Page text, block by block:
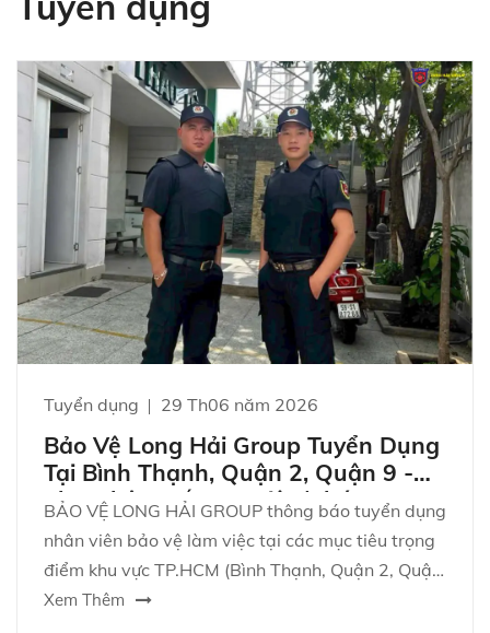
Tuyển dụng 29 Th06 năm 2026
Bảo Vệ Long Hải Group Tuyển Dụng
Tại Bình Thạnh, Quận 2, Quận 9 -
Thu Nhập Đến 11 Triệu/Tháng
BẢO VỆ LONG HẢI GROUP thông báo tuyển dụng
nhân viên bảo vệ làm việc tại các mục tiêu trọng
điểm khu vực TP.HCM (Bình Thạnh, Quận 2, Quận
9). Công việc ổn định, thu nhập cao, hỗ trợ chỗ ở
Xem Thêm